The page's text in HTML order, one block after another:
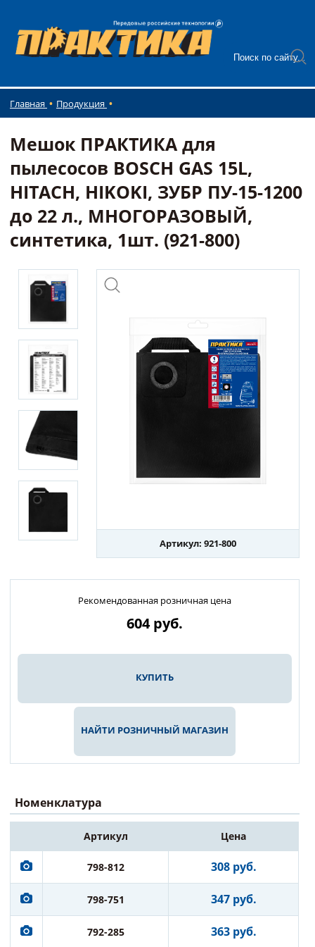
Главная Продукция
Мешок ПРАКТИКА для
пылесосов BOSCH GAS 15L,
HITACH, HIKOKI, ЗУБР ПУ-15-1200
до 22 л., МНОГОРАЗОВЫЙ,
синтетика, 1шт. (921-800)
Артикул: 921-800
Рекомендованная розничная цена
604руб.
КУПИТЬ
НАЙТИ РОЗНИЧНЫЙ МАГАЗИН
Номенклатура
Артикул Цена
798-812 308 руб.
798-751 347 руб.
792-285 363 руб.